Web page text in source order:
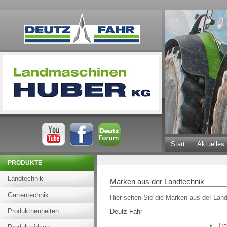
Start Aktuelles
PRODUKTE
Landtechnik
Gartentechnik
Produktneuheiten
Marken aus der Landtechnik
Hier sehen Sie die Marken aus der
Deutz-Fahr